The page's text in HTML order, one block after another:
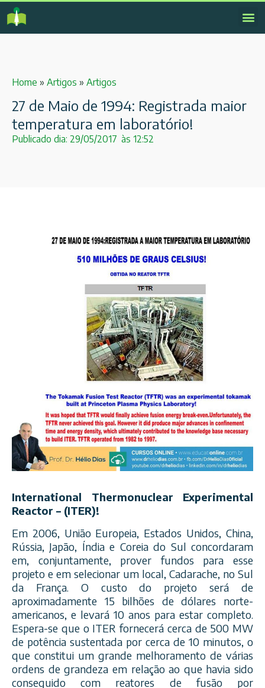
Home » Artigos » Artigos
27 de Maio de 1994: Registrada maior
temperatura em laboratório!
Publicado dia: 29/05/2017 às 12:52
International Thermonuclear Experimental
Reactor – (ITER)!
Em 2006, União Europeia, Estados Unidos, China,
Rússia, Japão, Índia e Coreia do Sul concordaram
em, conjuntamente, prover fundos para esse
projeto e em selecionar um local, Cadarache, no Sul
da França. O custo do projeto será de
aproximadamente 15 bilhões de dólares norte-
americanos, e levará 10 anos para estar completo.
Espera-se que o ITER fornecerá cerca de 500 MW
de potência sustentada por cerca de 10 minutos, o
que constitui um grande melhoramento de várias
ordens de grandeza em relação ao que havia sido
conseguido com reatores de fusão por